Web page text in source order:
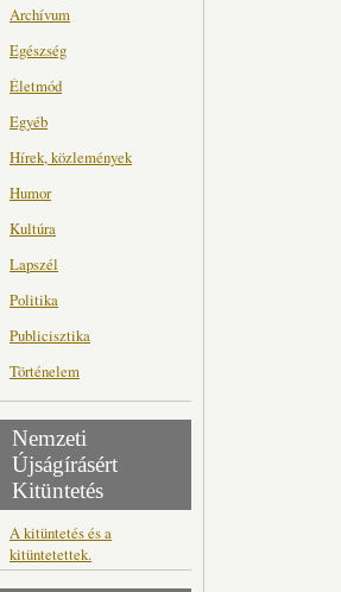
Archívum
Egészség
Életmód
Egyéb
Hírek, közlemények
Humor
Kultúra
Lapszél
Politika
Publicisztika
Történelem
Nemzeti
Újságírásért
Kitüntetés
A kitüntetés és a
kitüntetettek.